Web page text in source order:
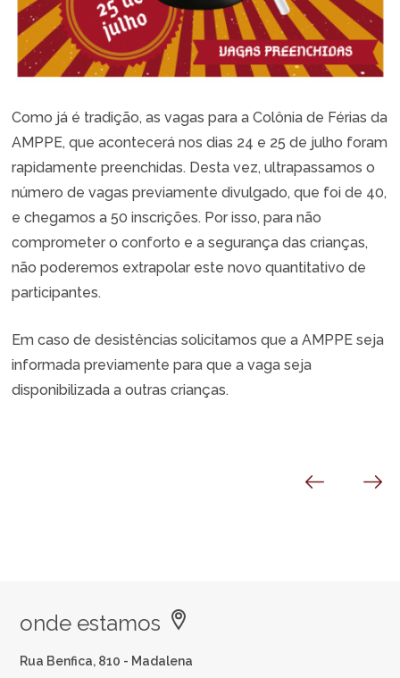
Como já é tradição, as vagas para a Colônia de Férias da
AMPPE, que acontecerá nos dias 24 e 25 de julho foram
rapidamente preenchidas. Desta vez, ultrapassamos o
número de vagas previamente divulgado, que foi de 40,
e chegamos a 50 inscrições. Por isso, para não
comprometer o conforto e a segurança das crianças,
não poderemos extrapolar este novo quantitativo de
participantes.
Em caso de desistências solicitamos que a AMPPE seja
informada previamente para que a vaga seja
disponibilizada a outras crianças.
onde estamos
Rua Benfica, 810 - Madalena